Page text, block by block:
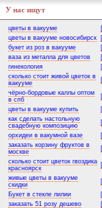
У нас ищут
цветы в вакууме
цветы в вакууме новосибирск
букет из роз в вакууме
ваза из металла для цветов
гинекология
сколько стоит живой цветок в
вакууме
чёрно-бордовые каллы оптом
в спб
цветы в вакууме купить
как сделать настольную
свадебную композицию
орхидеи в вакумной вазе
заказать корзину фруктов в
москве
сколько стоит цветок гвоздика
красноярск
живые цветы в вакууме
скидки
Букет в стекле лилии
заказать 51 розу дешево